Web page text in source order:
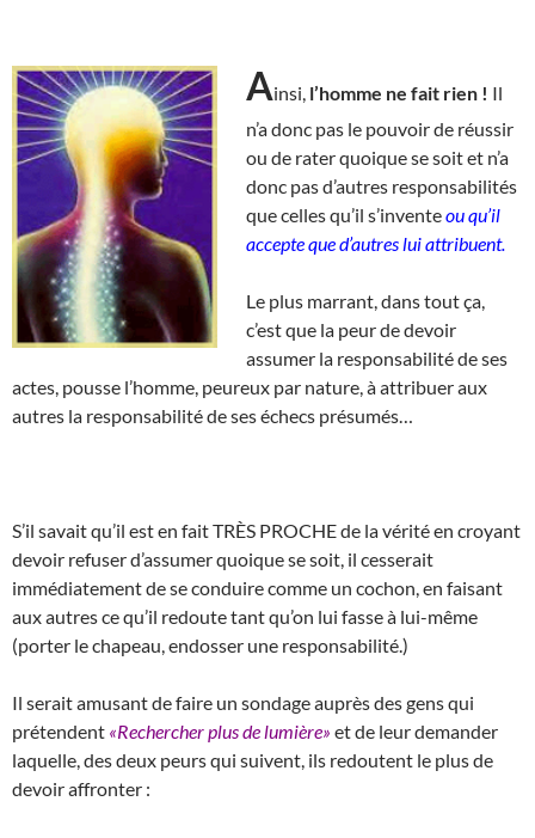
Ainsi, l’homme ne fait rien ! Il
n’a donc pas le pouvoir de réussir
ou de rater quoique se soit et n’a
donc pas d’autres responsabilités
que celles qu’il s’inventeou qu’il
accepte que d’autres lui attribuent.
Le plus marrant, dans tout ça,
c’est que la peur de devoir
assumer la responsabilité de ses
actes, pousse l’homme, peureux par nature, à attribuer aux
autres la responsabilité de ses échecs présumés…
S’il savait qu’il est en fait TRÈS PROCHE de la vérité en croyant
devoir refuser d’assumer quoique se soit, il cesserait
immédiatement de se conduire comme un cochon, en faisant
aux autres ce qu’il redoute tant qu’on lui fasse à lui-même
(porter le chapeau, endosser une responsabilité.)
Il serait amusant de faire un sondage auprès des gens qui
prétendent «Rechercher plus de lumière» et de leur demander
laquelle, des deux peurs qui suivent, ils redoutent le plus de
devoir affronter :